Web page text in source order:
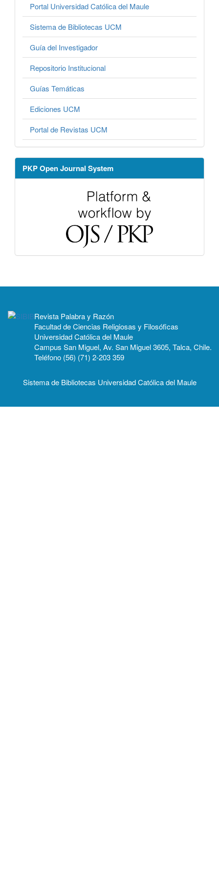
Portal Universidad Católica del Maule
Sistema de Bibliotecas UCM
Guía del Investigador
Repositorio Institucional
Guías Temáticas
Ediciones UCM
Portal de Revistas UCM
PKP Open Journal System
Revista Palabra y Razón
Facultad de Ciencias Religiosas y Filosóficas
Universidad Católica del Maule
Campus San Miguel, Av. San Miguel 3605, Talca, Chile.
Teléfono (56) (71) 2-203 359
Sistema de Bibliotecas Universidad Católica del Maule